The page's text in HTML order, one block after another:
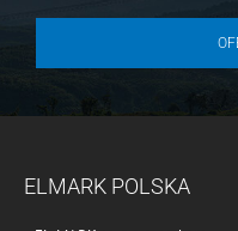
ELMARK POLSKA